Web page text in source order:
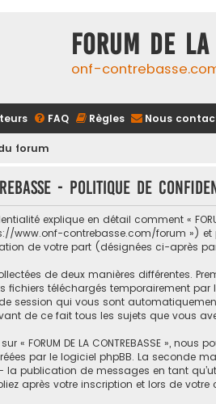
FORUM DE
onf-
FAQ Règles Nous
forum
- Politique de
explique en détail comment «
www.onf-contrebasse.com/forum
de votre part (désignées ci-après
de deux manières différentes.
fichiers téléchargés temporairement
session qui vous sont
de ce fait tous les sujets que vous
« FORUM DE LA CONTREBASSE »,
par le logiciel phpBB. La seconde
publication de messages en tant
après votre inscription et lors de